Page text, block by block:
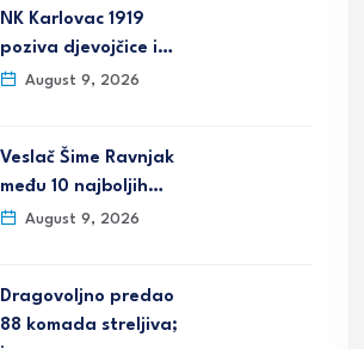
NK Karlovac 1919
poziva djevojčice i…
August 9, 2026
Veslač Šime Ravnjak
među 10 najboljih…
August 9, 2026
Dragovoljno predao
88 komada streljiva;